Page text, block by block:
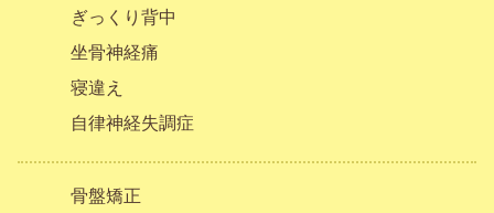
ぎっくり背中
坐骨神経痛
寝違え
自律神経失調症
骨盤矯正